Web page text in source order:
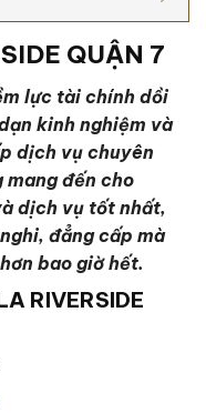
QUẬN 7
lực tài chính dồi
kinh nghiệm và
dịch vụ chuyên
mang đến cho
dịch vụ tốt nhất,
đẳng cấp mà
hơn bao giờ hết.
RIVERSIDE